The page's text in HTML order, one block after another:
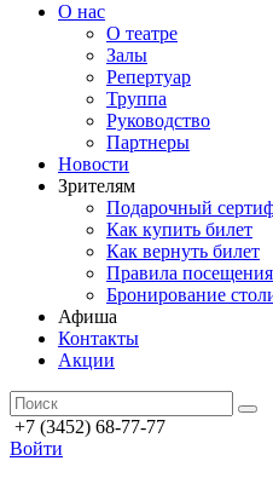
О нас
О театре
Залы
Репертуар
Труппа
Руководство
Партнеры
Новости
Зрителям
Подарочный
Как купить билет
Как вернуть билет
Правила посещения
Бронирование
Афиша
Контакты
Акции
+7 (3452) 68-77-77
Войти